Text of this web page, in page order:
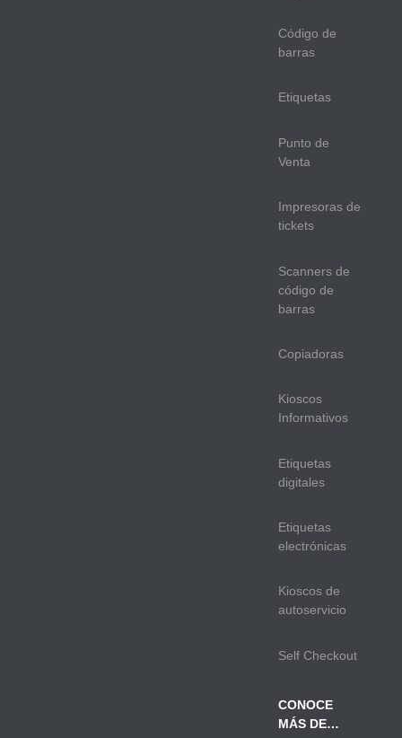
Código de
barras
Etiquetas
Punto de
Venta
Impresoras de
tickets
Scanners de
código de
barras
Copiadoras
Kioscos
Informativos
Etiquetas
digitales
Etiquetas
electrónicas
Kioscos de
autoservicio
Self Checkout
CONOCE
MÁS DE…